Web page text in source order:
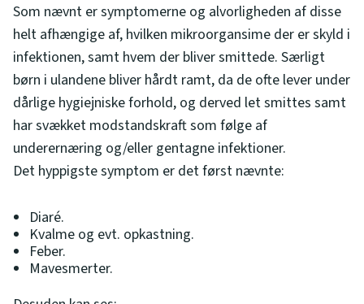
Som nævnt er symptomerne og alvorligheden af disse
helt afhængige af, hvilken mikroorgansime der er skyld i
infektionen, samt hvem der bliver smittede. Særligt
børn i ulandene bliver hårdt ramt, da de ofte lever under
dårlige hygiejniske forhold, og derved let smittes samt
har svækket modstandskraft som følge af
underernæring og/eller gentagne infektioner.
Det hyppigste symptom er det først nævnte:
Diaré.
Kvalme og evt. opkastning.
Feber.
Mavesmerter.